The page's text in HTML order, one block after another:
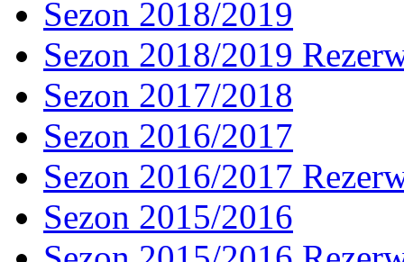
Sezon 2018/2019
Sezon 2018/2019
Sezon 2017/2018
Sezon 2016/2017
Sezon 2016/2017
Sezon 2015/2016